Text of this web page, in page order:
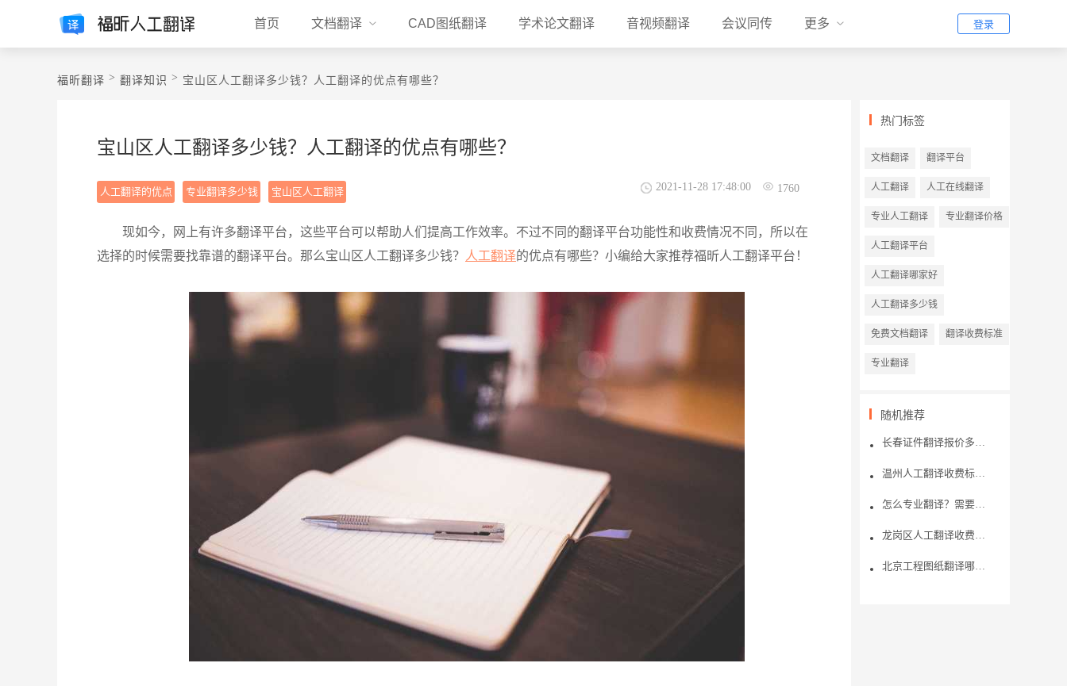
首页 文档翻译 CAD图纸翻译 学术论文翻译 音视频翻译 会议同传 更多 登录
福昕翻译 > 翻译知识 > 宝山区人工翻译多少钱？人工翻译的优点有哪些？
宝山区人工翻译多少钱？人工翻译的优点有哪些？
人工翻译的优点 专业翻译多少钱 宝山区人工翻译 1760
2021-11-28 17:48:00
现如今，网上有许多翻译平台，这些平台可以帮助人们提高工作效率。不过不同的翻译平台功能性和收费情况不同，所以在
选择的时候需要找靠谱的翻译平台。那么宝山区人工翻译多少钱？ 人工翻译的优点有哪些？小编给大家推荐福昕人工翻译平台！
热门标签
文档翻译 翻译平台
人工翻译 人工在线翻译
专业人工翻译 专业翻译价格
人工翻译平台
人工翻译哪家好
人工翻译多少钱
免费文档翻译 翻译收费标准
专业翻译
随机推荐
长春证件翻译报价多少钱？
温州人工翻译收费标准如何？
​怎么专业翻译？需要注意哪些？
龙岗区人工翻译收费标准是什么？哪些因素会影响翻译费用？
北京工程图纸翻译哪家好？